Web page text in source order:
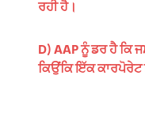
ਰਹੀ ਹੈ।
D) AAP ਨੂੰ ਡਰ ਹੈ ਕਿ
ਕਿਉਂਕਿ ਇੱਕ